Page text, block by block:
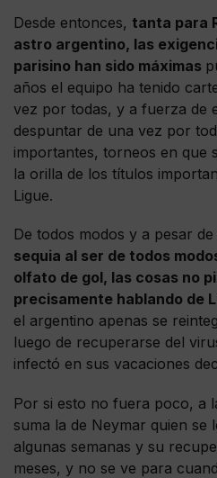
Desde entonces, tanta para
astro argentino, las
parisino han sido máximas
años el equipo ha tenido
vez por todas, y a fuerza de
despuntar de una vez por
importantes, torneos en que
la orilla de los títulos
Ligue.
De todos modos y a pesar de
sequia al ser de todos
olfato de gol, las cosas no
precisamente hablando de
el argentino apenas se
luego de recuperarse del
infectó en sus vacaciones
Por si esto no fuera poco, a
suma la de Neymar quien se
algunas semanas y su
meses, y no se ve para